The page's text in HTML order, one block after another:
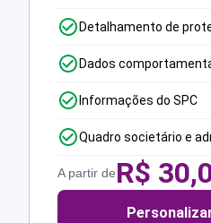
Detalhamento de
Dados
Informações do SPC
Quadro societário e
A partir deR$